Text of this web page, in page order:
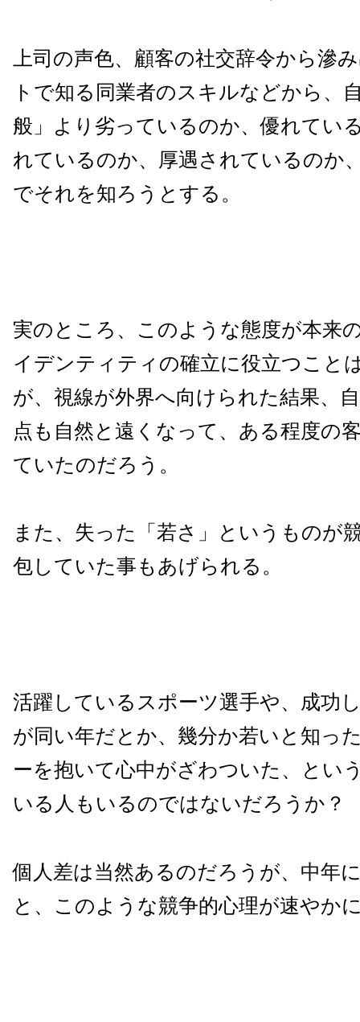
上司の声色、顧客の社交辞令から滲
トで知る同業者のスキルなどから、
般」より劣っているのか、優れてい
れているのか、厚遇されているのか
でそれを知ろうとする。
実のところ、このような態度が本来
イデンティティの確立に役立つこと
が、視線が外界へ向けられた結果、
点も自然と遠くなって、ある程度の
ていたのだろう。
また、失った「若さ」というものが
包していた事もあげられる。
活躍しているスポーツ選手や、成功
が同い年だとか、幾分か若いと知っ
ーを抱いて心中がざわついた、とい
いる人もいるのではないだろうか？
個人差は当然あるのだろうが、中年
と、このような競争的心理が速やか